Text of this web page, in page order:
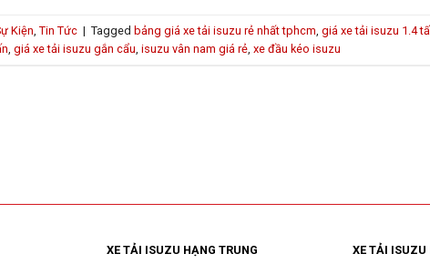
Kiện Tin Tức | Tagged bảng giá xe tải isuzu rẻ nhất tphcm giá xe tải isuzu 1.4
giá xe tải isuzu gắn cẩu isuzu vân nam giá rẻ xe đầu kéo isuzu
XE TẢI ISUZU HẠNG TRUNG XE TẢI ISUZU